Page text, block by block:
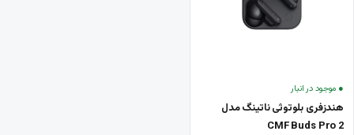
● موجود در انبار
هندزفری بلوتوثی ناتینگ مدل
CMF Buds Pro 2